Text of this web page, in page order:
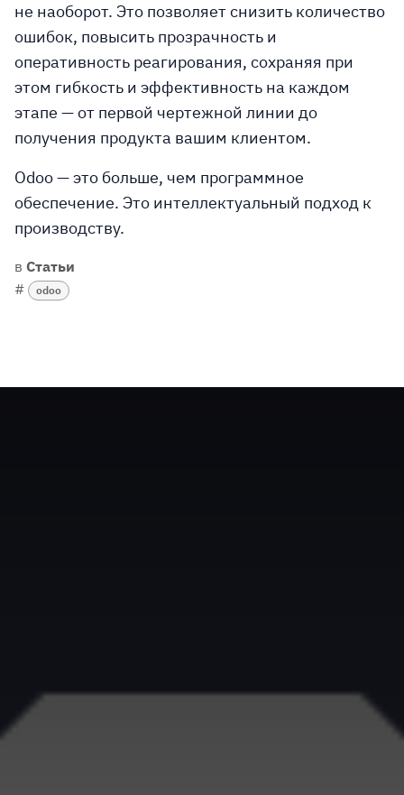
не наоборот. Это позволяет снизить количество
ошибок, повысить прозрачность и
оперативность реагирования, сохраняя при
этом гибкость и эффективность на каждом
этапе — от первой чертежной линии до
получения продукта вашим клиентом.
Odoo — это больше, чем программное
обеспечение. Это интеллектуальный подход к
производству.
в Статьи
#
odoo